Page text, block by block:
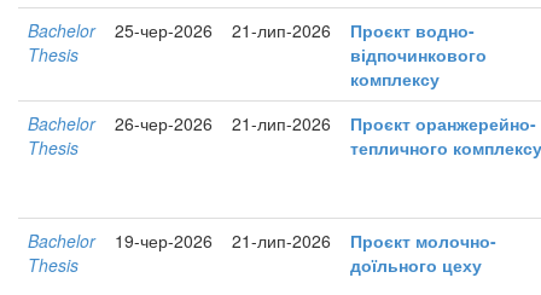
Bachelor
Thesis
25-чер-2026 21-лип-2026
Проєкт водно-
відпочинкового
комплексу
Bachelor
Thesis
26-чер-2026 21-лип-2026
Проєкт оранжерейно-
тепличного комплексу
Bachelor
Thesis
19-чер-2026 21-лип-2026
Проєкт молочно-
доїльного цеху